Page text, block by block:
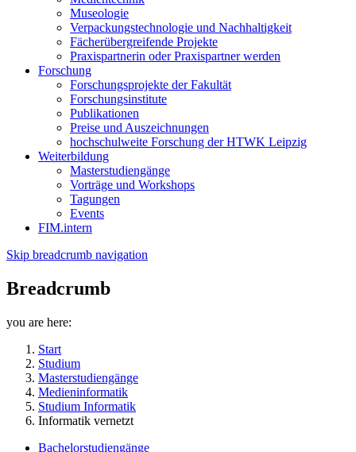
Museologie
Verpackungstechnologie und Nachhaltigkeit
Fächerübergreifende Projekte
Praxispartnerin oder Praxispartner werden
Forschung
Forschungsprojekte der Fakultät
Forschungsinstitute
Publikationen
Preise und Auszeichnungen
hochschulweite Forschung der HTWK Leipzig
Weiterbildung
Masterstudiengänge
Vorträge und Workshops
Tagungen
Events
FIM.intern
Skip breadcrumb navigation
Breadcrumb
you are here:
Start
Studium
Masterstudiengänge
Medieninformatik
Studium Informatik
Informatik vernetzt
Bachelorstudiengänge